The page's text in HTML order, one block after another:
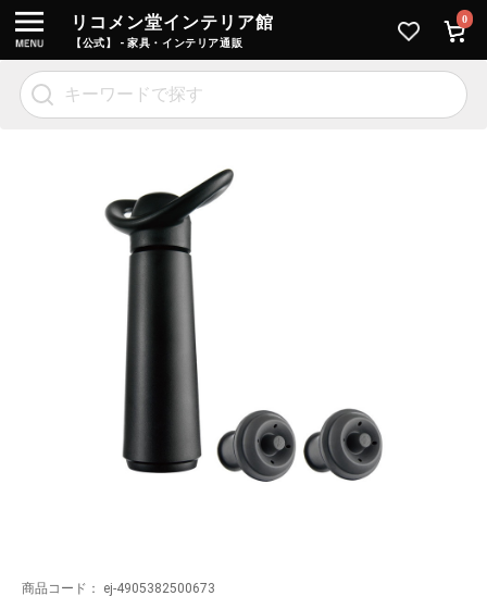
リコメン堂インテリア館
【公式】 - 家具・インテリア通販
0
商品コード： ej-4905382500673